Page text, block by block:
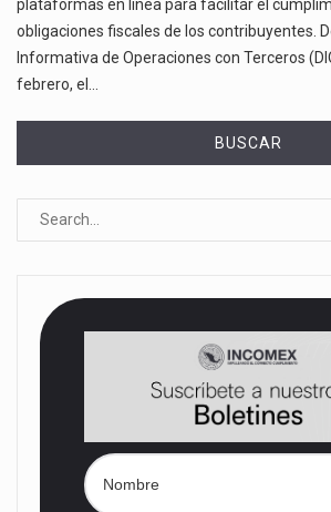
plataformas en línea para facilitar el
obligaciones fiscales de los contribuyentes.
Informativa de Operaciones con Terceros
febrero, el…
BUSCAR